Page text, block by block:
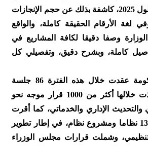
من أيلول 2024 إلى أيلول 2025، كاشفة بذلك عن حجم الإنجازات
لغة الأرقام الحقيقة كاملة، والواقع
وصفا دقيقا لكافة المشاريع في
كاملة، وبشرح دقيق، وتفصيلي كل
التقرير، بين أن الحكومة عقدت خلال هذه الفترة 86 جلسة
لمجلس الوزراء، اتخذت خلالها أكثر من 1000 قرار موجه نحو
والتحديث الإداري والخدماتي، كما أقرت
25 مشروع قانون و133 نظاما ومشروع نظام، في إطار تطوير
وشملت قرارات مجلس الوزراء